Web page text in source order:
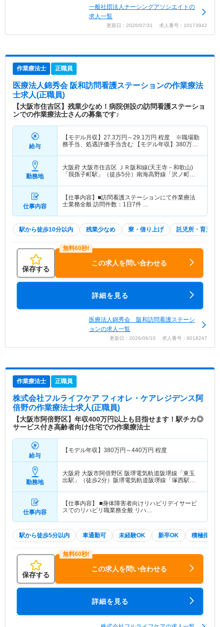
一般社団法人ナーシングアソシエイトの
求人一覧
更新日：2026/07/31 求人番号：10173942
作業療法士 正職員
医療法人錦秀会 阪和訪問看護ステーションの作業療法
士求人(正職員)
【大阪市住吉区】残業少なめ！病院併設の訪問看護ステーショ
ンでの作業療法士さんの募集です♪
給与
【モデル月収】 27.3万円～29.1万円 程度 ※職場勤
務手当、処遇評価手当含む 【モデル年収】 380万円
勤務地
大阪府 大阪市住吉区 ＪＲ阪和線(天王寺－和歌山)
「我孫子町駅」（徒歩5分）南海高野線「沢ノ町
仕事内容
【仕事内容】■訪問看護ステーションにて作業療法
士業務全般 訪問件数：1日7件 …
駅から徒歩10分以内 残業少なめ 寮・借り上げ 託児所・育児補
保存する
この求人を問い合わせる
詳細を見る
医療法人錦秀会 阪和訪問看護ステーシ
ョンの求人一覧
更新日：2026/06/10 求人番号：9018247
作業療法士 正職員
株式会社フルライフケア フィオレ・ケアレジデンス阿
倍野の作業療法士求人(正職員)
【大阪市阿倍野区】年収400万円以上も目指せます！駅チカ◎
サービス付き高齢者向け住宅での作業療法士
給与
【モデル年収】 380万円～440万円 程度
勤務地
大阪府 大阪市阿倍野区 阪堺電気軌道阪堺線「東玉
出駅」（徒歩2分）阪堺電気軌道阪堺線「塚西駅」
仕事内容
【仕事内容】 ■身体障害者向けリハビリデイサービ
スでのリハビリ職業務全般 リハ…
駅から徒歩5分以内 車通勤可 未経験OK 新卒OK 積極採用
保存する
この求人を問い合わせる
詳細を見る